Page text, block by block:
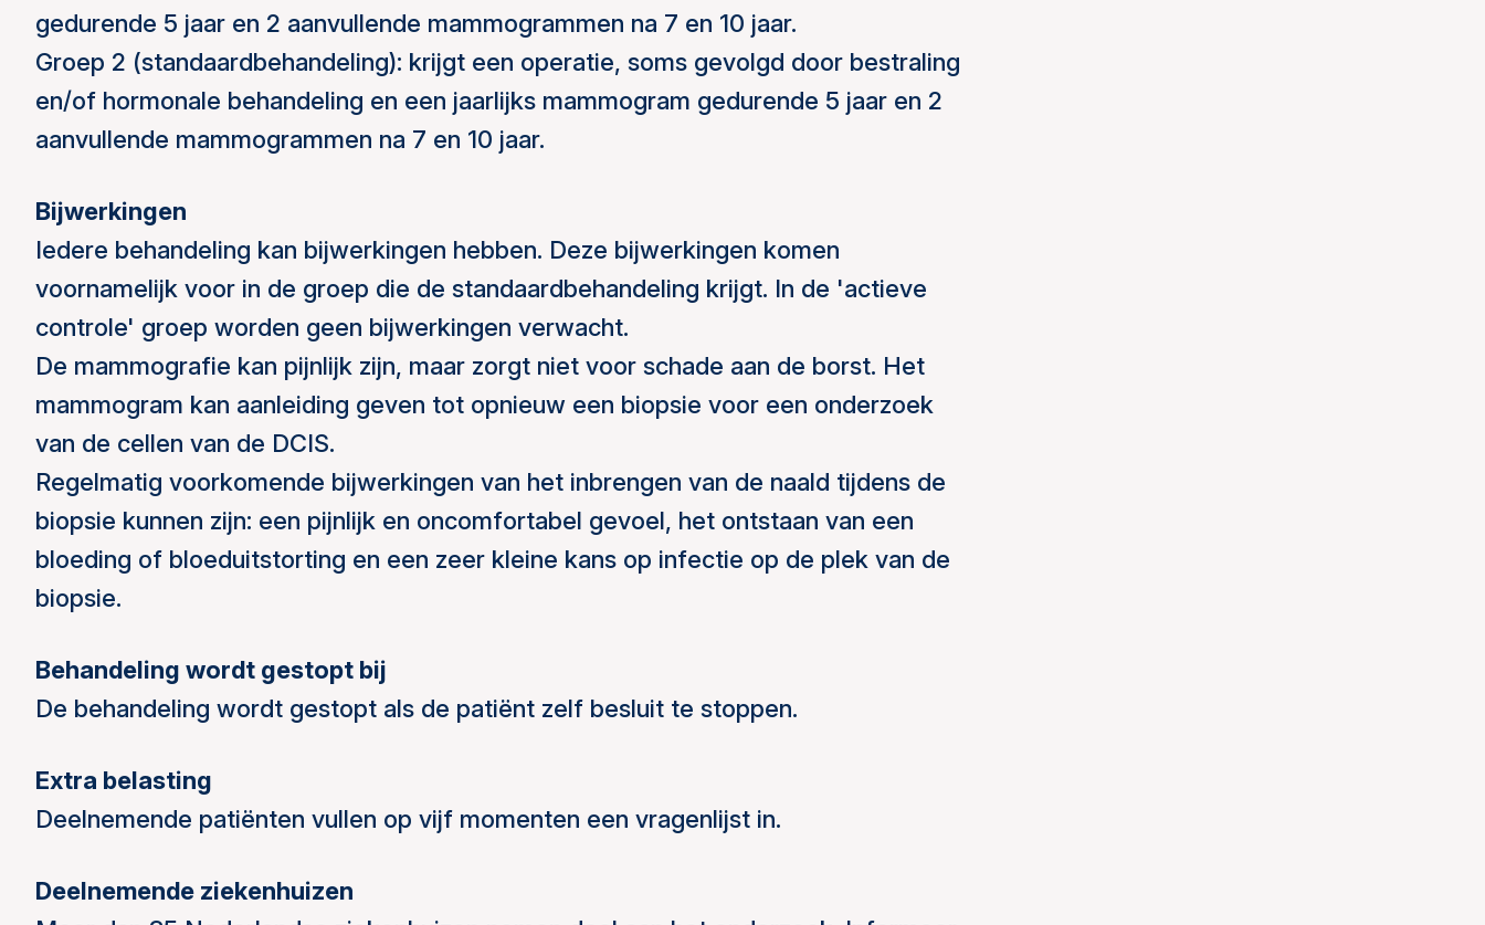
gedurende 5 jaar en 2 aanvullende mammogrammen na 7 en 10 jaar.
Groep 2 (standaardbehandeling): krijgt een operatie, soms gevolgd door bestraling
en/of hormonale behandeling en een jaarlijks mammogram gedurende 5 jaar en 2
aanvullende mammogrammen na 7 en 10 jaar.
Bijwerkingen
Iedere behandeling kan bijwerkingen hebben. Deze bijwerkingen komen
voornamelijk voor in de groep die de standaardbehandeling krijgt. In de 'actieve
controle' groep worden geen bijwerkingen verwacht.
De mammografie kan pijnlijk zijn, maar zorgt niet voor schade aan de borst. Het
mammogram kan aanleiding geven tot opnieuw een biopsie voor een onderzoek
van de cellen van de DCIS.
Regelmatig voorkomende bijwerkingen van het inbrengen van de naald tijdens de
biopsie kunnen zijn: een pijnlijk en oncomfortabel gevoel, het ontstaan van een
bloeding of bloeduitstorting en een zeer kleine kans op infectie op de plek van de
biopsie.
Behandeling wordt gestopt bij
De behandeling wordt gestopt als de patiënt zelf besluit te stoppen.
Extra belasting
Deelnemende patiënten vullen op vijf momenten een vragenlijst in.
Deelnemende ziekenhuizen